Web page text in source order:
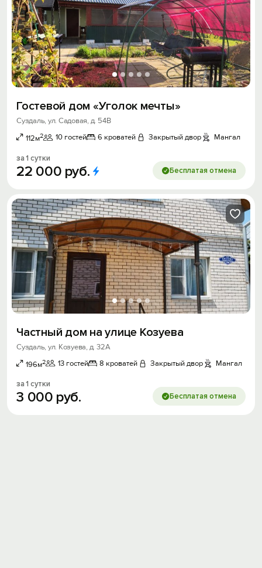
Гостевой дом «Уголок мечты»
Суздаль, ул. Садовая, д. 54В
112м2 10 гостей 6 кроватей Закрытый двор Мангал
за 1 сутки
22 000 руб. Бесплатая отмена
Частный дом на улице Козуева
Суздаль, ул. Козуева, д. 32А
196м2 13 гостей 8 кроватей Закрытый двор Мангал
за 1 сутки
3 000 руб. Бесплатая отмена